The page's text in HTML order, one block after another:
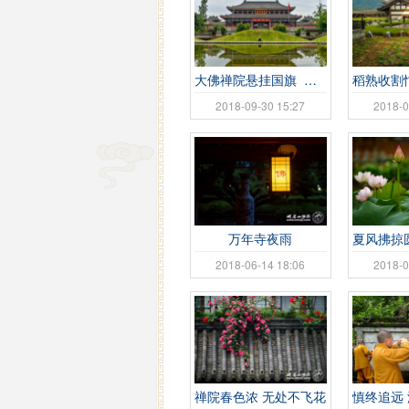
大佛禅院悬挂国旗 喜迎国庆佳节到来
2018-09-30 15:27
稻熟收割
2018-
万年寺夜雨
2018-06-14 18:06 2018-
禅院春色浓 无处不飞花